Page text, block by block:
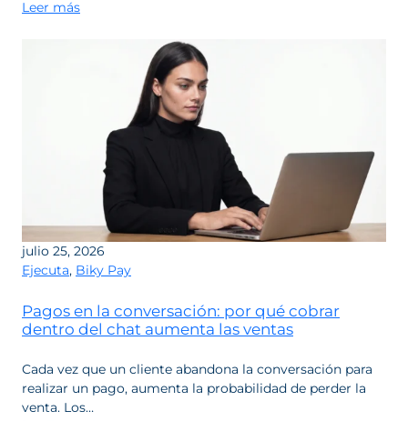
Leer más:
vendedores
mejor
coach
comercial
trabaja
con
sino
con
julio 25, 2026
Ejecuta, Biky Pay
Pagos en la conversación: por qué cobrar
dentro del chat aumenta las ventas
Cada vez que un cliente abandona la conversación para
realizar un pago, aumenta la probabilidad de perder la
venta. Los…